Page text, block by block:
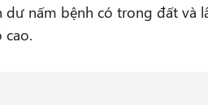
dư nấm bệnh có trong đất và
cao.